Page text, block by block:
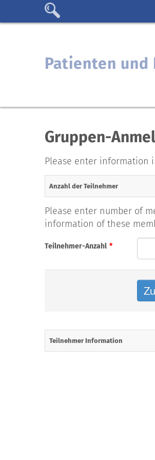
Patienten und
Gruppen-
Please enter information
Anzahl der Teilnehmer
Please enter number of
information of these
Teilnehmer-Anzahl *
Teilnehmer Information